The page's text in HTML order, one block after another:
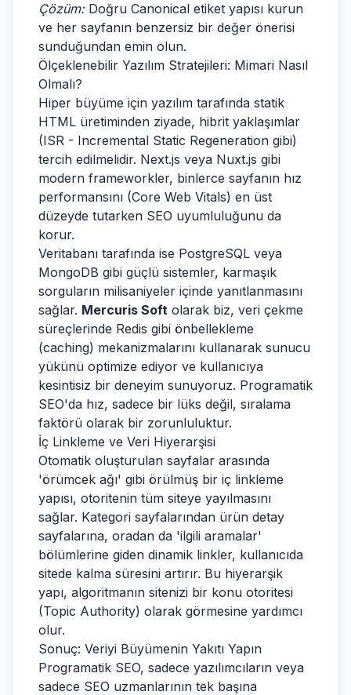
Çözüm:Doğru Canonical etiket yapısı kurun
ve her sayfanın benzersiz bir değer önerisi
sunduğundan emin olun.
Ölçeklenebilir Yazılım Stratejileri: Mimari Nasıl
Olmalı?
Hiper büyüme için yazılım tarafında statik
HTML üretiminden ziyade, hibrit yaklaşımlar
(ISR - Incremental Static Regeneration gibi)
tercih edilmelidir. Next.js veya Nuxt.js gibi
modern frameworkler, binlerce sayfanın hız
performansını (Core Web Vitals) en üst
düzeyde tutarken SEO uyumluluğunu da
korur.
Veritabanı tarafında ise PostgreSQL veya
MongoDB gibi güçlü sistemler, karmaşık
sorguların milisaniyeler içinde yanıtlanmasını
sağlar. Mercuris Soft olarak biz, veri çekme
süreçlerinde Redis gibi önbellekleme
(caching) mekanizmalarını kullanarak sunucu
yükünü optimize ediyor ve kullanıcıya
kesintisiz bir deneyim sunuyoruz. Programatik
SEO'da hız, sadece bir lüks değil, sıralama
faktörü olarak bir zorunluluktur.
İç Linkleme ve Veri Hiyerarşisi
Otomatik oluşturulan sayfalar arasında
'örümcek ağı' gibi örülmüş bir iç linkleme
yapısı, otoritenin tüm siteye yayılmasını
sağlar. Kategori sayfalarından ürün detay
sayfalarına, oradan da 'ilgili aramalar'
bölümlerine giden dinamik linkler, kullanıcıda
sitede kalma süresini artırır. Bu hiyerarşik
yapı, algoritmanın sitenizi bir konu otoritesi
(Topic Authority) olarak görmesine yardımcı
olur.
Sonuç: Veriyi Büyümenin Yakıtı Yapın
Programatik SEO, sadece yazılımcıların veya
sadece SEO uzmanlarının tek başına